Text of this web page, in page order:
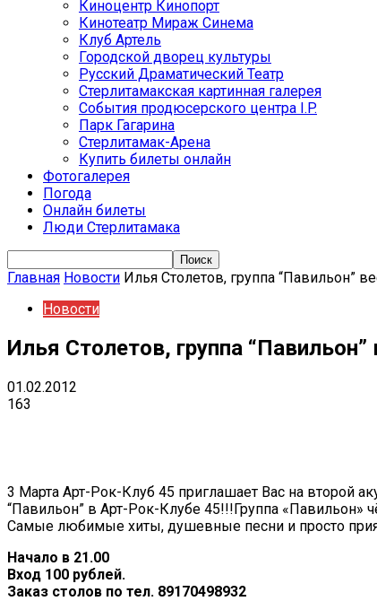
Киноцентр Кинопорт
Кинотеатр Мираж Синема
Клуб Артель
Городской дворец культуры
Русский Драматический Театр
Стерлитамакская картинная галерея
События продюсерского центра I.P.
Парк Гагарина
Стерлитамак-Арена
Купить билеты онлайн
Фотогалерея
Погода
Онлайн билеты
Люди Стерлитамака
Главная Новости Илья Столетов, группа “Павильон”
Новости
Илья Столетов, группа
01.02.2012
163
3 Марта Арт-Рок-Клуб 45 приглашает Вас на второй
“Павильон” в Арт-Рок-Клубе 45!!!Группа
Самые любимые хиты, душевные песни и просто
Начало в 21.00
Вход 100 рублей.
Заказ cтолов по тел. 89170498932